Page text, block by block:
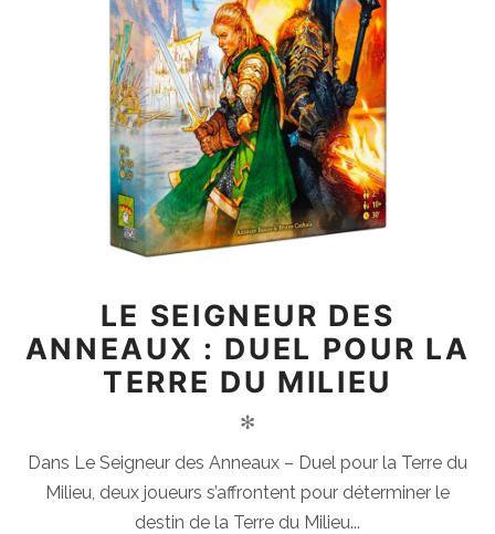
LE SEIGNEUR DES
ANNEAUX : DUEL POUR LA
TERRE DU MILIEU
✻
Dans Le Seigneur des Anneaux – Duel pour la Terre du
Milieu, deux joueurs s’affrontent pour déterminer le
destin de la Terre du Milieu...